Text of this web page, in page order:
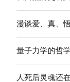
漫谈爱、真、
量子力学的哲
人死后灵魂还